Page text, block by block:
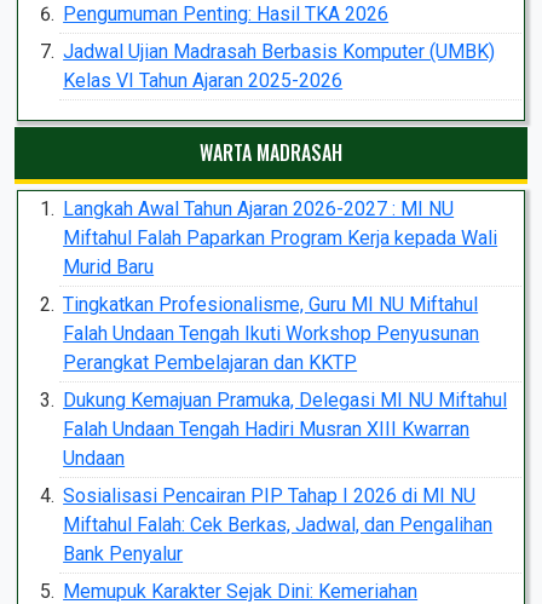
Pengumuman Penting: Hasil TKA 2026
Jadwal Ujian Madrasah Berbasis Komputer (UMBK)
Kelas VI Tahun Ajaran 2025-2026
WARTA MADRASAH
Langkah Awal Tahun Ajaran 2026-2027 : MI NU
Miftahul Falah Paparkan Program Kerja kepada Wali
Murid Baru
Tingkatkan Profesionalisme, Guru MI NU Miftahul
Falah Undaan Tengah Ikuti Workshop Penyusunan
Perangkat Pembelajaran dan KKTP
Dukung Kemajuan Pramuka, Delegasi MI NU Miftahul
Falah Undaan Tengah Hadiri Musran XIII Kwarran
Undaan
Sosialisasi Pencairan PIP Tahap I 2026 di MI NU
Miftahul Falah: Cek Berkas, Jadwal, dan Pengalihan
Bank Penyalur
Memupuk Karakter Sejak Dini: Kemeriahan